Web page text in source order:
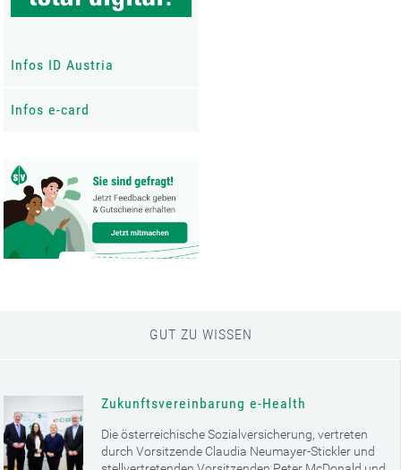
Infos ID Austria
Infos e-card
GUT ZU WISSEN
Zukunftsvereinbarung e-Health
Die österreichische Sozialversicherung, vertreten
durch Vorsitzende Claudia Neumayer-Stickler und